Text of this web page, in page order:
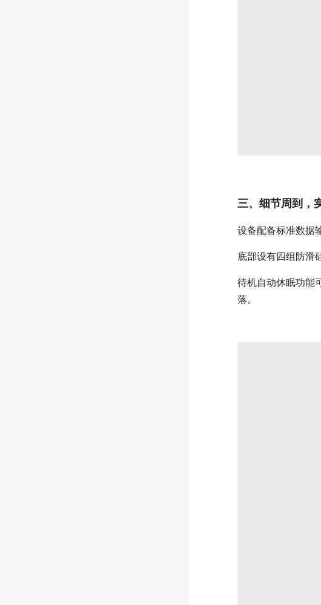
三、细节周到，
设备配备标准数据
底部设有四组防滑
待机自动休眠功能
落。